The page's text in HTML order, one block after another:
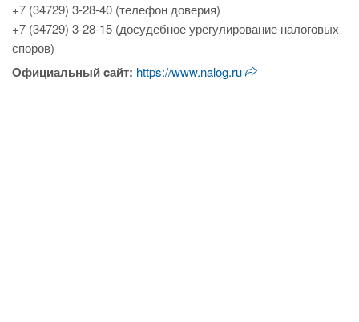
+7 (34729) 3-28-40 (телефон доверия)
+7 (34729) 3-28-15 (досудебное урегулирование налоговых
споров)
Официальный cайт: https://www.nalog.ru